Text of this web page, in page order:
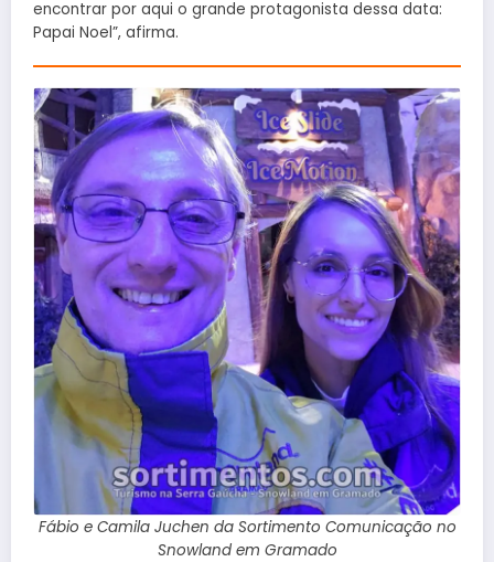
encontrar por aqui o grande protagonista dessa data:
Papai Noel”, afirma.
Fábio e Camila Juchen da Sortimento Comunicação no
Snowland em Gramado